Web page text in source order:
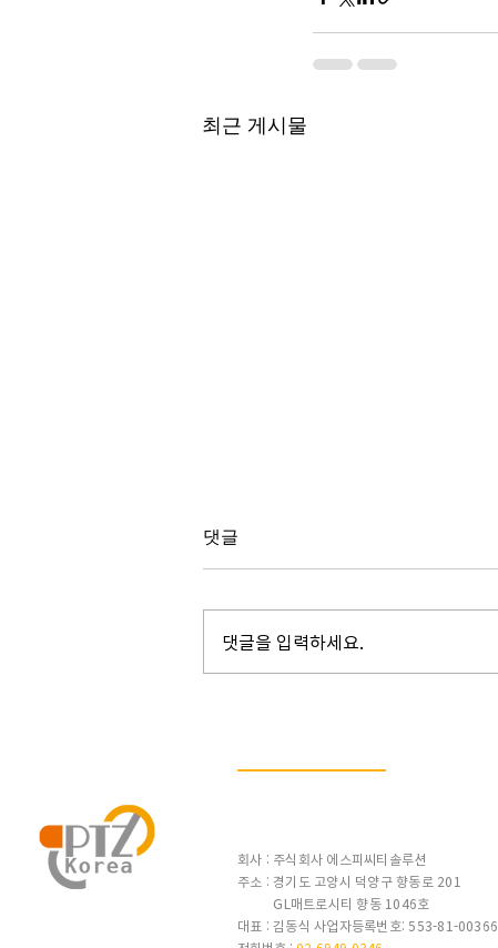
최근 게시물
댓글
댓글을 입력하세요.
회사 : 주식회사 에스피씨티솔루션
주소 : 경기도 고양시 덕양구 향동로 201
GL매트로시티 향동 1046호
대표 : 김동식 사업자등록번호: 553-81-00366